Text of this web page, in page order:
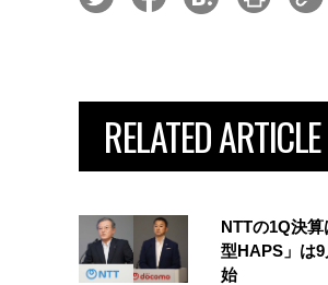
RELATED ARTICLE
NTTの1Q決
型HAPS」は
始